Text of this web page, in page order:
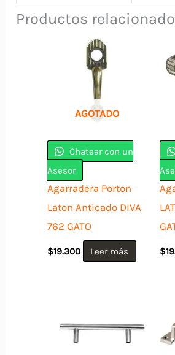
Productos
AGOTADO
Chatear con un
Asesor
Agarradera Porton
Laton Anticado DIVA
762 GATO
$19.300 Leer más $